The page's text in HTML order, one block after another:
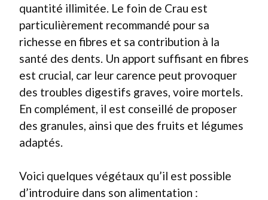
quantité illimitée. Le foin de Crau est
particulièrement recommandé pour sa
richesse en fibres et sa contribution à la
santé des dents. Un apport suffisant en fibres
est crucial, car leur carence peut provoquer
des troubles digestifs graves, voire mortels.
En complément, il est conseillé de proposer
des granules, ainsi que des fruits et légumes
adaptés.
Voici quelques végétaux qu’il est possible
d’introduire dans son alimentation :